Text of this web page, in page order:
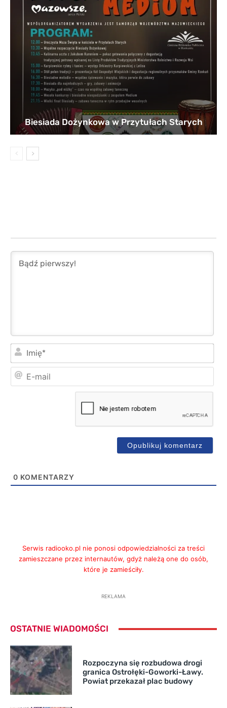
Biesiada Dożynkowa w Przytułach Starych
0 KOMENTARZY
Serwis radiooko.pl nie ponosi odpowiedzialności za treści
zamieszczane przez internautów, gdyż należą one do osób,
które je zamieściły.
REKLAMA
OSTATNIE WIADOMOŚCI
Rozpoczyna się rozbudowa drogi
granica Ostrołęki-Goworki-Ławy.
Powiat przekazał plac budowy